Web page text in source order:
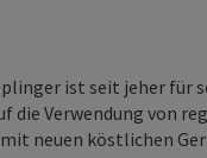
ist seit jeher für
die Verwendung von
neuen köstlichen